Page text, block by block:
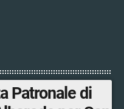
Patronale di